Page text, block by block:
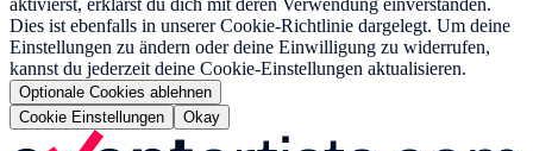
Dies ist ebenfalls in unserer Cookie-Richtlinie dargelegt. Um deine
Einstellungen zu ändern oder deine Einwilligung zu widerrufen,
kannst du jederzeit deine Cookie-Einstellungen aktualisieren.
Optionale Cookies ablehnen
Cookie Einstellungen
Okay